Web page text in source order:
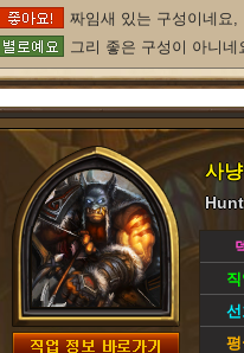
짜임새 있는 구성이네요,
그리 좋은 구성이 아니네
사